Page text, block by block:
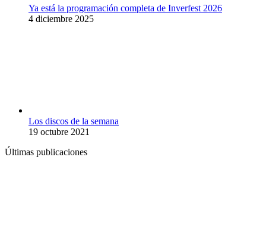
Ya está la programación completa de Inverfest 2026
4 diciembre 2025
Los discos de la semana
19 octubre 2021
Últimas publicaciones